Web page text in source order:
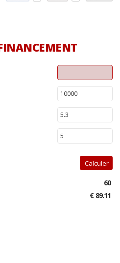
Calculer
60
€ 89.11